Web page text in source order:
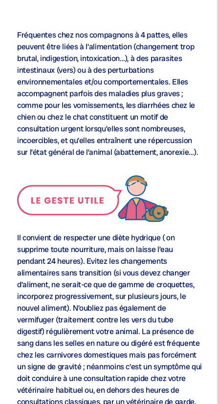
Fréquentes chez nos compagnons à 4 pattes, elles
peuvent être liées à l’alimentation (changement trop
brutal, indigestion, intoxication…), à des parasites
intestinaux (vers) ou à des perturbations
environnementales et/ou comportementales. Elles
accompagnent parfois des maladies plus graves ;
comme pour les vomissements, les diarrhées chez le
chien ou chez le chat constituent un motif de
consultation urgent lorsqu’elles sont nombreuses,
incoercibles, et qu’elles entraînent une répercussion
sur l’état général de l’animal (abattement, anorexie…).
Il convient de respecter une diète hydrique ( on
supprime toute nourriture, mais on laisse l’eau
pendant 24 heures). Evitez les changements
alimentaires sans transition (si vous devez changer
d’aliment, ne serait-ce que de gamme de croquettes,
incorporez progressivement, sur plusieurs jours, le
nouvel aliment). N’oubliez pas également de
vermifuger (traitement contre les vers du tube
digestif) régulièrement votre animal. La présence de
sang dans les selles en nature ou digéré est fréquente
chez les carnivores domestiques mais pas forcément
un signe de gravité ; néanmoins c’est un symptôme qui
doit conduire à une consultation rapide chez votre
vétérinaire habituel ou, en dehors des heures de
consultations classiques, par un vétérinaire de garde.